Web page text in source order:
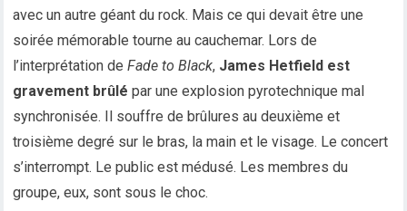
avec un autre géant du rock. Mais ce qui devait être une
soirée mémorable tourne au cauchemar. Lors de
l’interprétation deFade to Black, James Hetfield est
gravement brûlé par une explosion pyrotechnique mal
synchronisée. Il souffre de brûlures au deuxième et
troisième degré sur le bras, la main et le visage. Le concert
s’interrompt. Le public est médusé. Les membres du
groupe, eux, sont sous le choc.